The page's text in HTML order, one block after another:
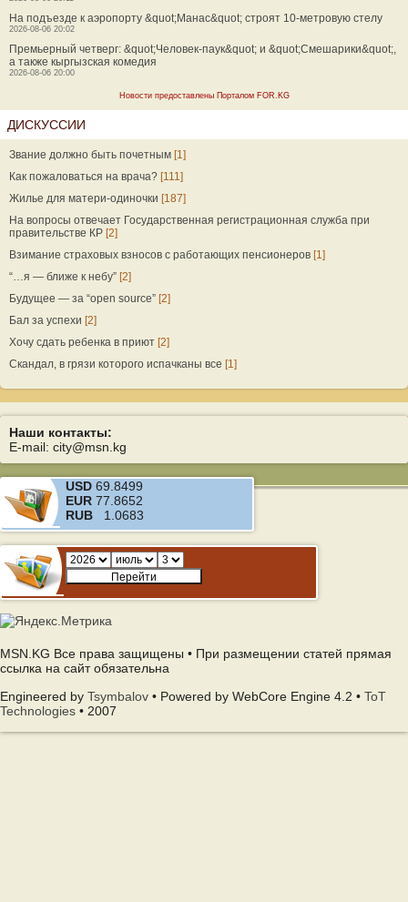
На подъезде к аэропорту &quot;Манас&quot; строят 10-метровую стелу
2026-08-06 20:02
Премьерный четверг: &quot;Человек-паук&quot; и &quot;Смешарики&quot;,
а также кыргызская комедия
2026-08-06 20:00
Новости предоставлены Порталом FOR.KG
ДИСКУССИИ
Звание должно быть почетным [1]
Как пожаловаться на врача? [111]
Жилье для матери-одиночки [187]
На вопросы отвечает Государственная регистрационная служба при
правительстве КР [2]
Взимание страховых взносов с работающих пенсионеров [1]
“…я — ближе к небу” [2]
Будущее — за “open source” [2]
Бал за успехи [2]
Хочу сдать ребенка в приют [2]
Скандал, в грязи которого испачканы все [1]
Наши контакты:
E-mail: city@msn.kg
USD 69.8499
EUR 77.8652
RUB 1.0683
MSN.KG Все права защищены • При размещении статей прямая
ссылка на сайт обязательна
Engineered by Tsymbalov • Powered by WebCore Engine 4.2 • ToT
Technologies • 2007